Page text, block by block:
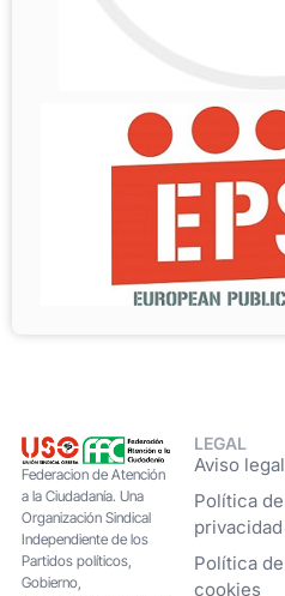
Federacion de Atención
a la Ciudadanía. Una
Organización Sindical
Independiente de los
Partidos políticos,
Gobierno,
LEGAL
Aviso legal
Política de
privacidad
Política de
cookies